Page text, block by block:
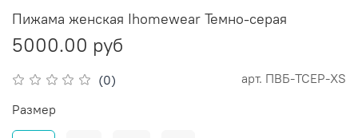
(0) арт. ПВБ-ТСЕР-XS
Пижама женская Ihomewear Темно-серая
5000.00 руб
Размер